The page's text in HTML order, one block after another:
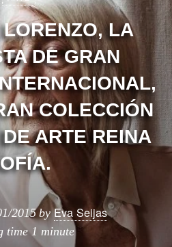
LA
DE GRAN
COLECCIÓN
ARTE REINA
2015byEva Seijas
time1 minute